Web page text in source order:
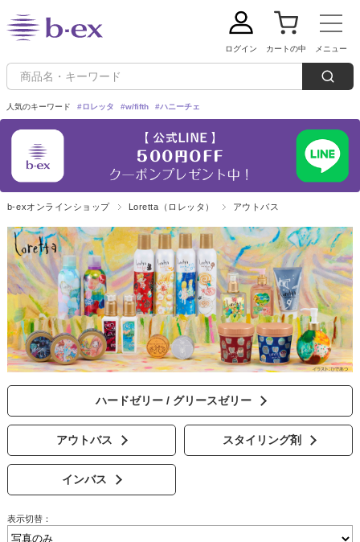
ログイン カートの中 メニュー
人気のキーワード #ロレッタ #w/fifth #ハニーチェ
新規会員登録
ご利用ガイド
定期購入：毎回5%OFFでお買い求めいただけます！
ブランドから探す
Loretta(ロレッタ)
w/fifth(ウィズフィフス)
ピュアナチュラルボタニカル
ハニーチェ
Deep Layer(ディープレイヤー)
カテゴリーから探す
シャンプー トリートメント
ヘアマスク ヘアミルク
ヘアオイル お試しパック
セット商品
条件から探す
残りわずか 送料無料
定期便 クーポン
b-exオンラインショップ Loretta（ロレッタ） アウトバス
ハードゼリー / グリースゼリー
アウトバス スタイリング剤
インバス
表示切替：